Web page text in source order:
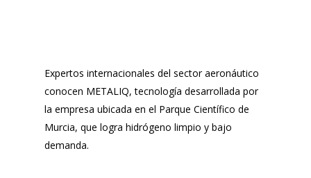
Expertos internacionales del sector aeronáutico
conocen METALIQ, tecnología desarrollada por
la empresa ubicada en el Parque Científico de
Murcia, que logra hidrógeno limpio y bajo
demanda.